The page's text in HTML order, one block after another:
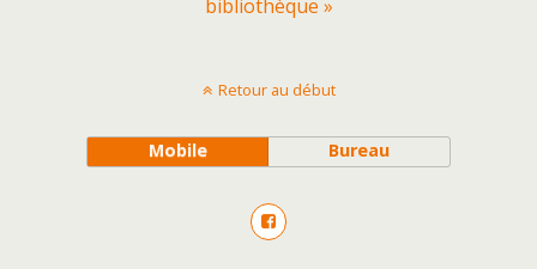
bibliothèque »
Retour au début
Mobile Bureau